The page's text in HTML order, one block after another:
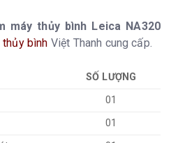
máy thủy bình Leica NA320
bình Việt Thanh cung cấp.
SỐ LƯỢNG
01
01